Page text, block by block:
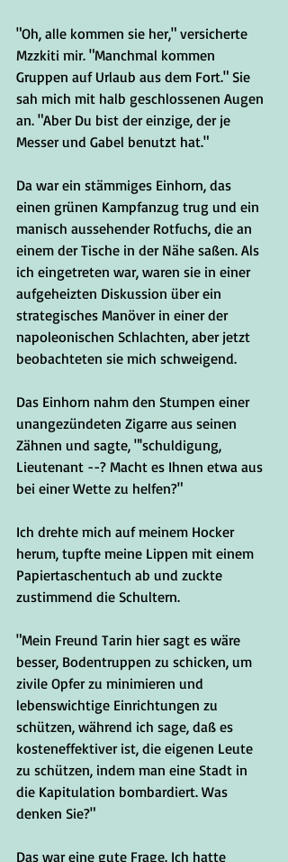
"Oh, alle kommen sie her," versicherte
Mzzkiti mir. "Manchmal kommen
Gruppen auf Urlaub aus dem Fort." Sie
sah mich mit halb geschlossenen Augen
an. "Aber Du bist der einzige, der je
Messer und Gabel benutzt hat."
Da war ein stämmiges Einhorn, das
einen grünen Kampfanzug trug und ein
manisch aussehender Rotfuchs, die an
einem der Tische in der Nähe saßen. Als
ich eingetreten war, waren sie in einer
aufgeheizten Diskussion über ein
strategisches Manöver in einer der
napoleonischen Schlachten, aber jetzt
beobachteten sie mich schweigend.
Das Einhorn nahm den Stumpen einer
unangezündeten Zigarre aus seinen
Zähnen und sagte, "'schuldigung,
Lieutenant --? Macht es Ihnen etwa aus
bei einer Wette zu helfen?"
Ich drehte mich auf meinem Hocker
herum, tupfte meine Lippen mit einem
Papiertaschentuch ab und zuckte
zustimmend die Schultern.
"Mein Freund Tarin hier sagt es wäre
besser, Bodentruppen zu schicken, um
zivile Opfer zu minimieren und
lebenswichtige Einrichtungen zu
schützen, während ich sage, daß es
kosteneffektiver ist, die eigenen Leute
zu schützen, indem man eine Stadt in
die Kapitulation bombardiert. Was
denken Sie?"
Das war eine gute Frage. Ich hatte